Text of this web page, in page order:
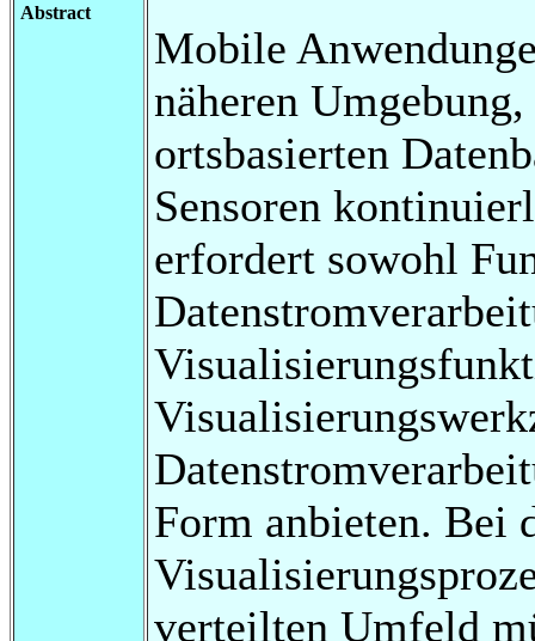
Abstract
Mobile
näheren
ortsbasierten
Sensoren
erfordert sowohl
Form anbieten. Bei
verteilten Umfeld